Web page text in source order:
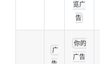
览广
告
广
你的
广告